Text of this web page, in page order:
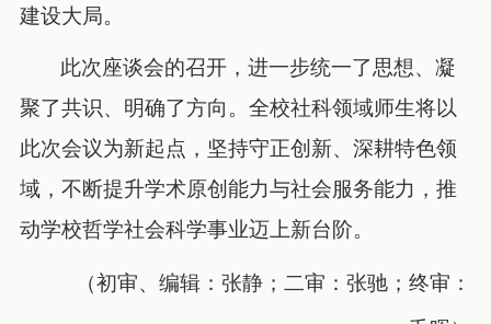
建设大局。
此次座谈会的召开，进一步统一了思想、凝
聚了共识、明确了方向。全校社科领域师生将以
此次会议为新起点，坚持守正创新、深耕特色领
域，不断提升学术原创能力与社会服务能力，推
动学校哲学社会科学事业迈上新台阶。
（初审、编辑：张静；二审：张驰；终审：